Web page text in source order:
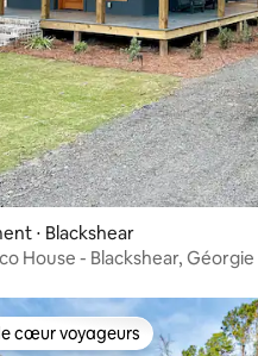
⋅ Blackshear
House - Blackshear, Géorgie
cœur voyageurs les plus
cœur voyageurs